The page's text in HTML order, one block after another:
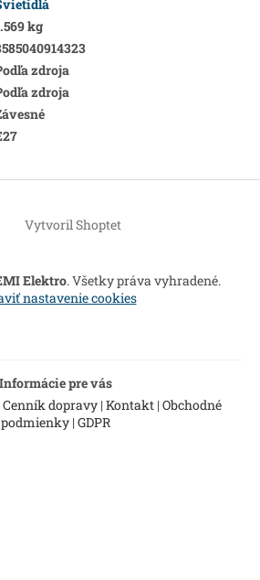
kg
zdroja
zdroja
Vytvoril Shoptet
Elektro. Všetky práva vyhradené.
nastavenie cookies
Informácie pre vás
Cenník dopravy| Kontakt| Obchodné
podmienky | GDPR